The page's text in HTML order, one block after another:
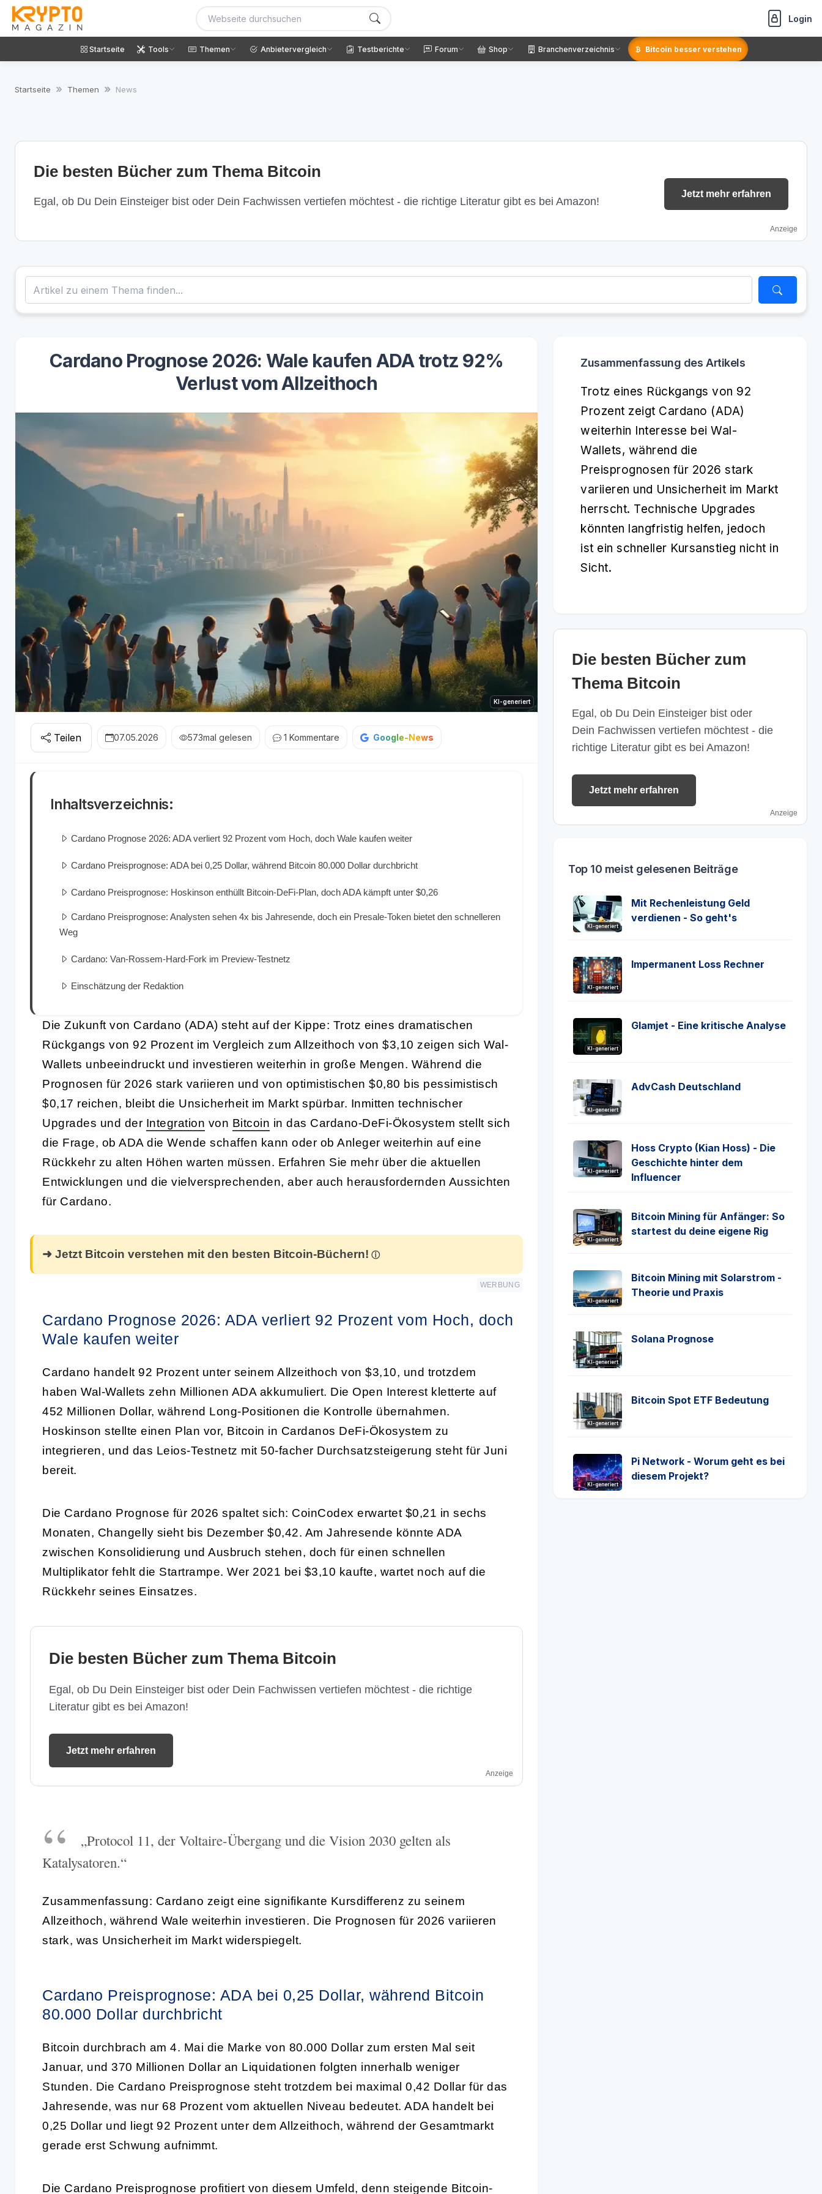
Login
Startseite Tools Themen Anbietervergleich Testberichte Forum Shop Branchenverzeichnis Bitcoin besser verstehen
Startseite Themen News
Die besten Bücher zum Thema Bitcoin
Egal, ob Du Dein Einsteiger bist oder Dein Fachwissen vertiefen möchtest - die richtige Literatur gibt es bei Amazon!
Jetzt mehr erfahren
Anzeige
Cardano Prognose 2026: Wale kaufen ADA trotz 92%
Verlust vom Allzeithoch
KI-generiert
Teilen 07.05.2026 573mal gelesen 1 Kommentare Google-News
Inhaltsverzeichnis:
Cardano Prognose 2026: ADA verliert 92 Prozent vom Hoch, doch Wale kaufen weiter
Cardano Preisprognose: ADA bei 0,25 Dollar, während Bitcoin 80.000 Dollar durchbricht
Cardano Preisprognose: Hoskinson enthüllt Bitcoin-DeFi-Plan, doch ADA kämpft unter $0,26
Cardano Preisprognose: Analysten sehen 4x bis Jahresende, doch ein Presale-Token bietet den schnelleren
Weg
Cardano: Van-Rossem-Hard-Fork im Preview-Testnetz
Einschätzung der Redaktion
Die Zukunft von Cardano (ADA) steht auf der Kippe: Trotz eines dramatischen
Rückgangs von 92 Prozent im Vergleich zum Allzeithoch von $3,10 zeigen sich Wal-
Wallets unbeeindruckt und investieren weiterhin in große Mengen. Während die
Prognosen für 2026 stark variieren und von optimistischen $0,80 bis pessimistisch
$0,17 reichen, bleibt die Unsicherheit im Markt spürbar. Inmitten technischer
Upgrades und der Integration von Bitcoin in das Cardano-DeFi-Ökosystem stellt sich
die Frage, ob ADA die Wende schaffen kann oder ob Anleger weiterhin auf eine
Rückkehr zu alten Höhen warten müssen. Erfahren Sie mehr über die aktuellen
Entwicklungen und die vielversprechenden, aber auch herausfordernden Aussichten
für Cardano.
➜ Jetzt Bitcoin verstehen mit den besten Bitcoin-Büchern!
WERBUNG
Cardano Prognose 2026: ADA verliert 92 Prozent vom Hoch, doch
Wale kaufen weiter
Cardano handelt 92 Prozent unter seinem Allzeithoch von $3,10, und trotzdem
haben Wal-Wallets zehn Millionen ADA akkumuliert. Die Open Interest kletterte auf
452 Millionen Dollar, während Long-Positionen die Kontrolle übernahmen.
Hoskinson stellte einen Plan vor, Bitcoin in Cardanos DeFi-Ökosystem zu
integrieren, und das Leios-Testnetz mit 50-facher Durchsatzsteigerung steht für Juni
bereit.
Die Cardano Prognose für 2026 spaltet sich: CoinCodex erwartet $0,21 in sechs
Monaten, Changelly sieht bis Dezember $0,42. Am Jahresende könnte ADA
zwischen Konsolidierung und Ausbruch stehen, doch für einen schnellen
Multiplikator fehlt die Startrampe. Wer 2021 bei $3,10 kaufte, wartet noch auf die
Rückkehr seines Einsatzes.
Die besten Bücher zum Thema Bitcoin
Egal, ob Du Dein Einsteiger bist oder Dein Fachwissen vertiefen möchtest - die richtige
Literatur gibt es bei Amazon!
Jetzt mehr erfahren
Anzeige
„Protocol 11, der Voltaire-Übergang und die Vision 2030 gelten als
Katalysatoren.“
Zusammenfassung: Cardano zeigt eine signifikante Kursdifferenz zu seinem
Allzeithoch, während Wale weiterhin investieren. Die Prognosen für 2026 variieren
stark, was Unsicherheit im Markt widerspiegelt.
Cardano Preisprognose: ADA bei 0,25 Dollar, während Bitcoin
80.000 Dollar durchbricht
Bitcoin durchbrach am 4. Mai die Marke von 80.000 Dollar zum ersten Mal seit
Januar, und 370 Millionen Dollar an Liquidationen folgten innerhalb weniger
Stunden. Die Cardano Preisprognose steht trotzdem bei maximal 0,42 Dollar für das
Jahresende, was nur 68 Prozent vom aktuellen Niveau bedeutet. ADA handelt bei
0,25 Dollar und liegt 92 Prozent unter dem Allzeithoch, während der Gesamtmarkt
gerade erst Schwung aufnimmt.
Die Cardano Preisprognose profitiert von diesem Umfeld, denn steigende Bitcoin-
Zusammenfassung des Artikels
Trotz eines Rückgangs von 92
Prozent zeigt Cardano (ADA)
weiterhin Interesse bei Wal-
Wallets, während die
Preisprognosen für 2026 stark
variieren und Unsicherheit im Markt
herrscht. Technische Upgrades
könnten langfristig helfen, jedoch
ist ein schneller Kursanstieg nicht in
Sicht.
Die besten Bücher zum
Thema Bitcoin
Egal, ob Du Dein Einsteiger bist oder
Dein Fachwissen vertiefen möchtest - die
richtige Literatur gibt es bei Amazon!
Jetzt mehr erfahren
Anzeige
Top 10 meist gelesenen Beiträge
KI-generiert
Mit Rechenleistung Geld
verdienen - So geht's
KI-generiert
Impermanent Loss Rechner
KI-generiert
Glamjet - Eine kritische Analyse
KI-generiert
AdvCash Deutschland
KI-generiert
Hoss Crypto (Kian Hoss) - Die
Geschichte hinter dem
Influencer
KI-generiert
Bitcoin Mining für Anfänger: So
startest du deine eigene Rig
KI-generiert
Bitcoin Mining mit Solarstrom -
Theorie und Praxis
KI-generiert
Solana Prognose
KI-generiert
Bitcoin Spot ETF Bedeutung
KI-generiert
Pi Network - Worum geht es bei
diesem Projekt?